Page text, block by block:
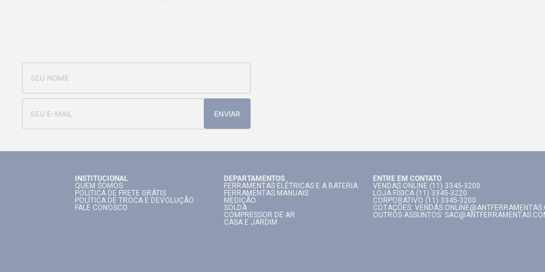
ENVIAR
INSTITUCIONAL
QUEM SOMOS
POLITICA DE FRETE GRÁTIS
POLÍTICA DE TROCA E DEVOLUÇÃO
FALE CONOSCO
DEPARTAMENTOS
FERRAMENTAS ELÉTRICAS E A BATERIA
FERRAMENTAS MANUAIS
MEDIÇÃO
SOLDA
COMPRESSOR DE AR
CASA E JARDIM
ENTRE EM CONTATO
VENDAS ONLINE (11) 3345-3200
LOJA FÍSICA (11) 3345-3220
CORPORATIVO (11) 3345-3200
COTAÇÕES:
OUTROS ASSUNTOS: